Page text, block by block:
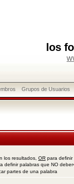
los
Grupos de Usuarios
los resultados, OR para definir
definir palabras que NO
partes de una palabra